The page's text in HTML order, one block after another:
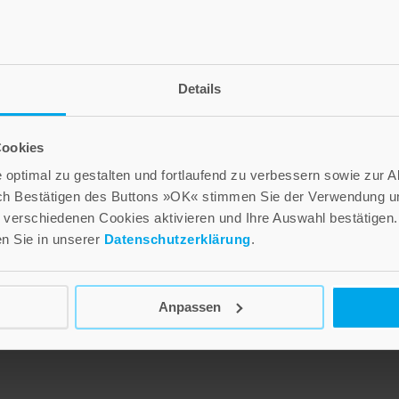
Details
zu gestalten und fortlaufend zu verbessern sowie zur
Bestätigen des Buttons »OK« stimmen Sie der Verwendung
Cookies aktivieren und Ihre Auswahl bestätigen.
Sie in unserer Datenschutzerklärung.
Anpassen
Mach mich zum
Werkzeug deines
Friedens
Jean Goss – Mystiker
und Zeuge der
Gewaltfreiheit